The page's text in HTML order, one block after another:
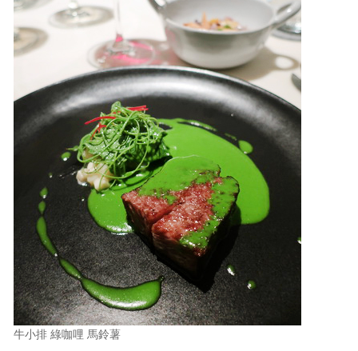
牛小排 綠咖哩 馬鈴薯